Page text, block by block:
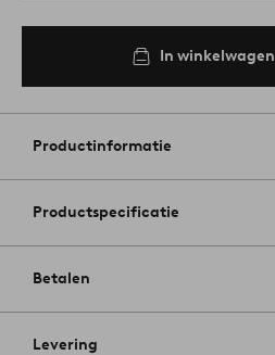
In winkelwagen
Productinformatie
Productspecificatie
Betalen
Levering